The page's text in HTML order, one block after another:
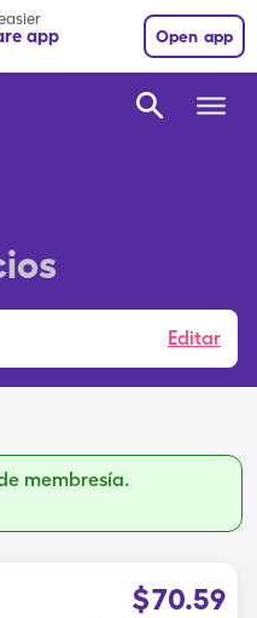
app Open app
Editar
membresía.
$70.59